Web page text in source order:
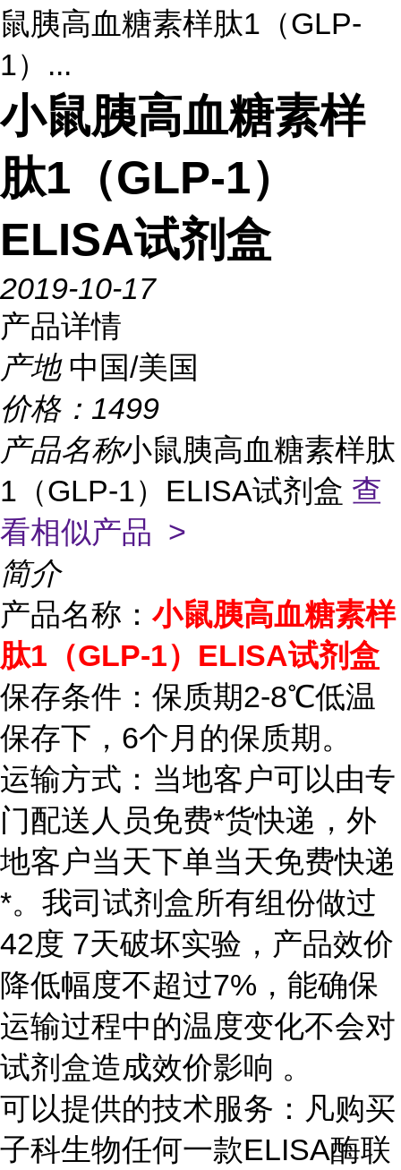
鼠胰高血糖素样肽1（GLP-
1）...
小鼠胰高血糖素样
肽1（GLP-1）
ELISA试剂盒
2019-10-17
产品详情
产地 中国/美国
价格： 1499
产品名称小鼠胰高血糖素样肽
1（GLP-1）ELISA试剂盒 查
看相似产品 >
简介
产品名称：小鼠胰高血糖素样
肽1（GLP-1）ELISA试剂盒
保存条件：保质期2-8℃低温
保存下，6个月的保质期。
运输方式：当地客户可以由专
门配送人员免费*货快递，外
地客户当天下单当天免费快递
*。我司试剂盒所有组份做过
42度 7天破坏实验，产品效价
降低幅度不超过7%，能确保
运输过程中的温度变化不会对
试剂盒造成效价影响 。
可以提供的技术服务：凡购买
子科生物任何一款ELISA酶联